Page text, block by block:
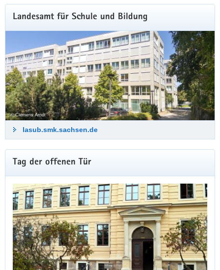
Landesamt für Schule und Bildung
© Clemens Arndt
lasub.smk.sachsen.de
Information
Tag der offenen Tür